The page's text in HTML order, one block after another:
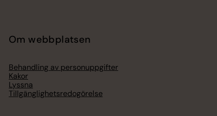
Om webbplatsen
Behandling av personuppgifter
Kakor
Lyssna
Tillgänglighetsredogörelse